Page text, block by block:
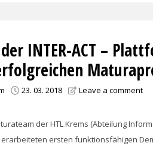
INTER-ACT –
23. 03. 2018 Leave a comment
der HTL Krems (Abteilung
ersten funktionsfähigen